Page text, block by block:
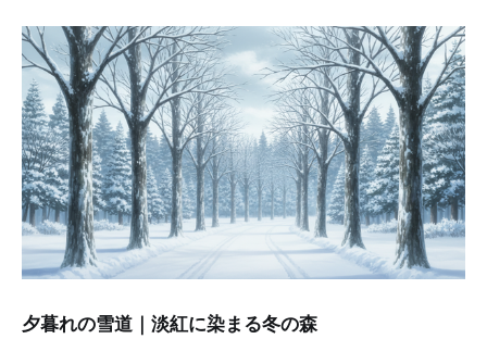
夕暮れの雪道｜淡紅に染まる冬の森